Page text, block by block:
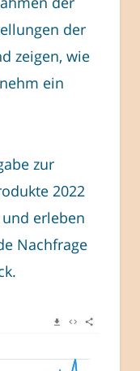
der
zeigen, wie
ein
zur
2022
erleben
Nachfrage